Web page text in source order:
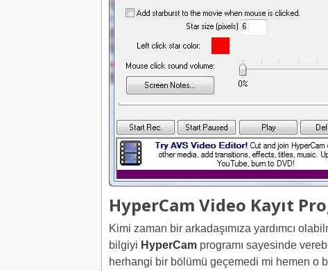
HyperCam Video Kayıt
Kimi zaman bir arkadaşımıza yardımcı
bilgiyi HyperCam programı sayesinde
herhangi bir bölümü geçemedi mi hemen o